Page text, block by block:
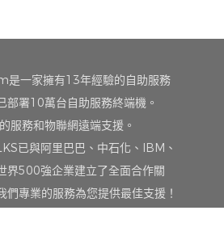
是一家擁有13年經驗的自助服務
部署10萬台自助服務終端機。
服務和物聯網遠端支援。
已與阿里巴巴、中石化、IBM、
界500強企業建立了全面合作關
們專業的服務為您提供最佳支援！